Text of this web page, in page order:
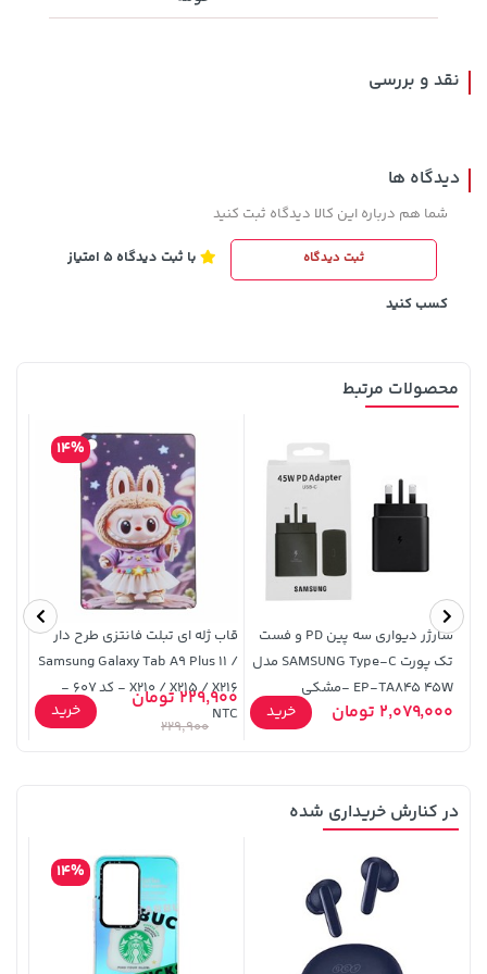
119,900 تومان خرید
خرید 3,879,000 تومان
141,000 تومان
219,900
نقد و بررسی
دیدگاه ها
شما هم درباره این کالا دیدگاه ثبت کنید
ثبت دیدگاه با ثبت دیدگاه 5 امتیاز
کسب کنید
محصولات مرتبط
شارژر دیواری سه پین PD و فست
تک پورت SAMSUNG Type-C مدل
EP-TA845 45W -مشکی
2,079,000 تومان خرید
قاب ژله ای تبلت فانتزی طرح دار
Samsung Galaxy Tab A9 Plus 11 /
X210 / X215 / X216 - کد 607 -
NTC
14%
229,900 تومان
229,900
خرید
در کنارش خریداری شده
14%